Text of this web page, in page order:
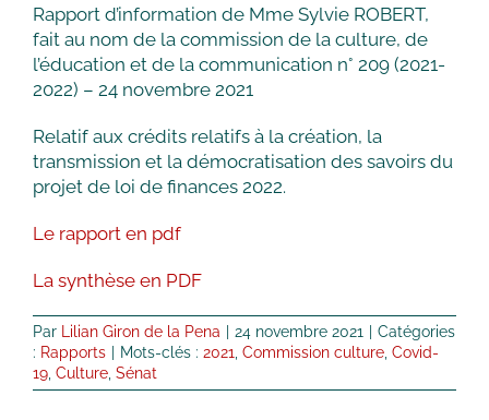
Rapport d’information de Mme Sylvie ROBERT,
fait au nom de la commission de la culture, de
l’éducation et de la communication n° 209 (2021-
2022) – 24 novembre 2021
Relatif aux crédits relatifs à la création, la
transmission et la démocratisation des savoirs du
projet de loi de finances 2022.
Le rapport en pdf
La synthèse en PDF
Par Lilian Giron de la Pena 24 novembre 2021
Catégories
: Rapports Mots-clés : 2021 Commission culture Covid-
19 Culture Sénat